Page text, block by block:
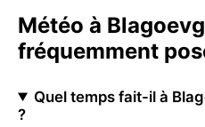
Météo à
fréquemment
Quel temps fait-il à
?